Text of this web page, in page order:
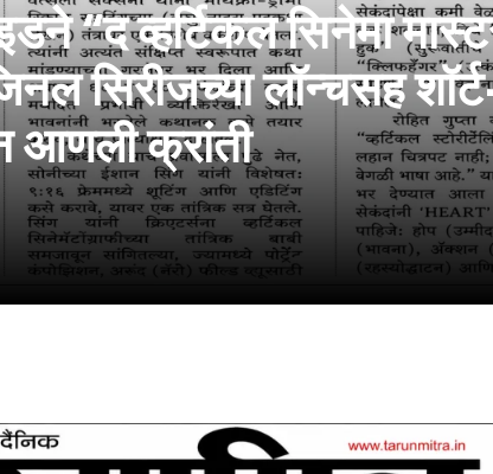
“द व्हर्टिकल सिनेमा
सिरीजच्या लॉन्चसह
क्रांती